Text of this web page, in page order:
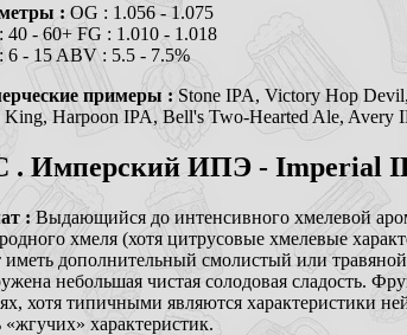
: OG : 1.056 - 1.075
40 - 60+ FG : 1.010 - 1.018
6 - 15 ABV : 5.5 - 7.5%
примеры :Stone IPA, Victory Hop
King, Harpoon IPA, Bell's Two-Hearted Ale, Avery
. Имперский ИПЭ - Imperial
:Выдающийся до интенсивного хмелевой
хмеля (хотя цитрусовые хмелевые
иметь дополнительный смолистый или
небольшая чистая солодовая сладость.
хотя типичными являются характеристики
«жгучих» характеристик.